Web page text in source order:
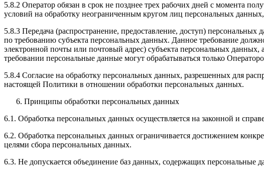
5.8.2 Оператор обязан в срок не позднее трех рабочих дней с момента
условий на обработку неограниченным кругом лиц персональных
5.8.3 Передача (распространение, предоставление, доступ)
по требованию субъекта персональных данных. Данное требование
электронной почты или почтовый адрес) субъекта персональных
требовании персональные данные могут обрабатываться только
5.8.4 Согласие на обработку персональных данных, разрешенных для
настоящей Политики в отношении обработки персональных данных.
Принципы обработки персональных данных
6.1. Обработка персональных данных осуществляется на законной и
6.2. Обработка персональных данных ограничивается достижением
целями сбора персональных данных.
6.3. Не допускается объединение баз данных, содержащих персональные